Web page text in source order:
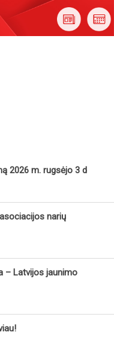
2026 m. rugsėjo 3 d
narių
– Latvijos jaunimo